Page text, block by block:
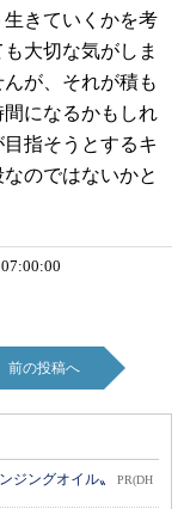
きていくかを考
大切な気がしま
が、それが積も
になるかもしれ
指そうとするキ
のではないかと
前の投稿へ
ジングオイル〟
PR(DH